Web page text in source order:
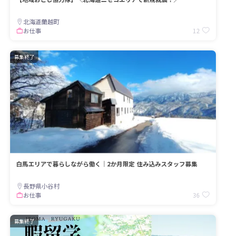
北海道蘭越町
お仕事
12
募集終了
白馬エリアで暮らしながら働く｜2か月限定 住み込みスタッフ募集
長野県小谷村
お仕事
36
募集終了